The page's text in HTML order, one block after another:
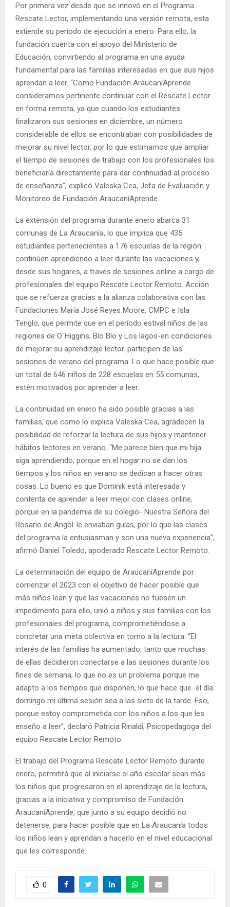
Por primera vez desde que se innovó en el Programa
Rescate Lector, implementando una versión remota, esta
extiende su período de ejecución a enero. Para ello, la
fundación cuenta con el apoyo del Ministerio de
Educación, convirtiendo al programa en una ayuda
fundamental para las familias interesadas en que sus hijos
aprendan a leer. “Como Fundación AraucaníAprende
consideramos pertinente continuar con el Rescate Lector
en forma remota, ya que cuando los estudiantes
finalizaron sus sesiones en diciembre, un número
considerable de ellos se encontraban con posibilidades de
mejorar su nivel lector, por lo que estimamos que ampliar
el tiempo de sesiones de trabajo con los profesionales los
beneficiaría directamente para dar continuidad al proceso
de enseñanza”, explicó Valeska Cea, Jefa de Evaluación y
Monitoreo de Fundación AraucaníAprende.
La extensión del programa durante enero abarca 31
comunas de La Araucanía, lo que implica que 435
estudiantes pertenecientes a 176 escuelas de la región
continúen aprendiendo a leer durante las vacaciones y,
desde sus hogares, a través de sesiones online a cargo de
profesionales del equipo Rescate Lector Remoto. Acción
que se refuerza gracias a la alianza colaborativa con las
Fundaciones María José Reyes Moore, CMPC e Isla
Tenglo, que permite que en el período estival niños de las
regiones de O´Higgins, Bío Bío y Los lagos-en condiciones
de mejorar su aprendizaje lector-participen de las
sesiones de verano del programa. Lo que hace posible que
un total de 646 niños de 228 escuelas en 55 comunas,
estén motivados por aprender a leer.
La continuidad en enero ha sido posible gracias a las
familias, que como lo explica Valeska Cea, agradecen la
posibilidad de reforzar la lectura de sus hijos y mantener
hábitos lectores en verano. “Me parece bien que mi hija
siga aprendiendo, porque en el hogar no se dan los
tiempos y los niños en verano se dedican a hacer otras
cosas. Lo bueno es que Dominik está interesada y
contenta de aprender a leer mejor con clases online,
porque en la pandemia de su colegio- Nuestra Señora del
Rosario de Angol-le enviaban guías, por lo que las clases
del programa la entusiasman y son una nueva experiencia”,
afirmó Daniel Toledo, apoderado Rescate Lector Remoto.
La determinación del equipo de AraucaníAprende por
comenzar el 2023 con el objetivo de hacer posible que
más niños lean y que las vacaciones no fuesen un
impedimento para ello, unió a niños y sus familias con los
profesionales del programa, comprometiéndose a
concretar una meta colectiva en torno a la lectura. “El
interés de las familias ha aumentado, tanto que muchas
de ellas decidieron conectarse a las sesiones durante los
fines de semana, lo que no es un problema porque me
adapto a los tiempos que disponen, lo que hace que el día
domingo mi última sesión sea a las siete de la tarde. Eso,
porque estoy comprometida con los niños a los que les
enseño a leer”, declaró Patricia Rinaldi, Psicopedagoga del
equipo Rescate Lector Remoto.
El trabajo del Programa Rescate Lector Remoto durante
enero, permitirá que al iniciarse el año escolar sean más
los niños que progresaron en el aprendizaje de la lectura,
gracias a la iniciativa y compromiso de Fundación
AraucaníAprende, que junto a su equipo decidió no
detenerse, para hacer posible que en La Araucanía todos
los niños lean y aprendan a hacerlo en el nivel educacional
que les corresponde.
0